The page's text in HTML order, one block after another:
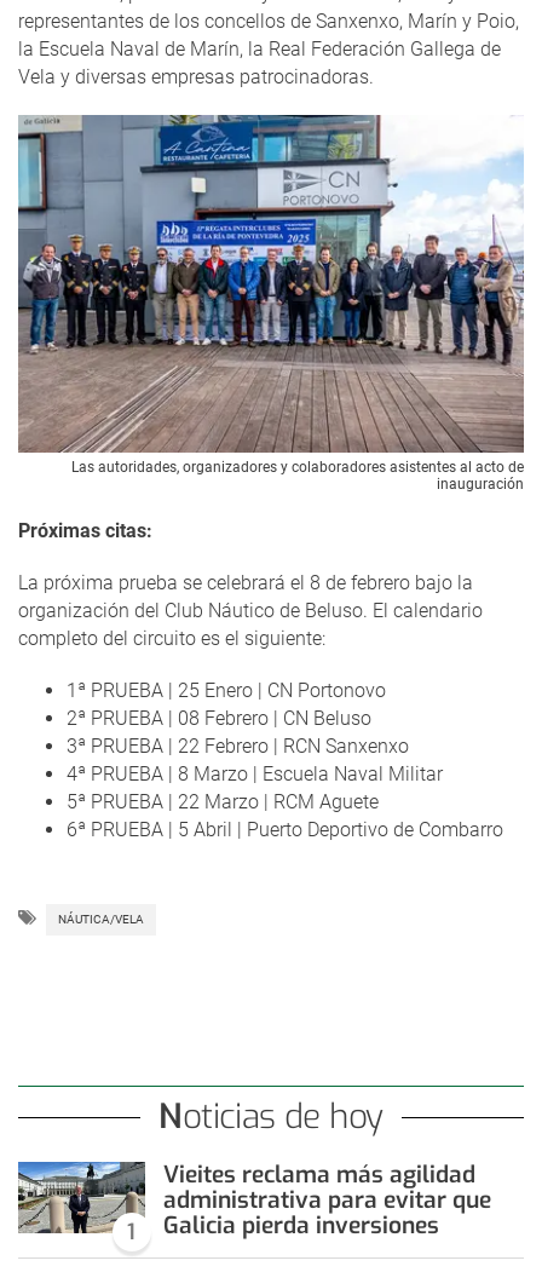
representantes de los concellos de Sanxenxo, Marín y Poio,
la Escuela Naval de Marín, la Real Federación Gallega de
Vela y diversas empresas patrocinadoras.
Las autoridades, organizadores y colaboradores asistentes al acto de
inauguración
Próximas citas:
La próxima prueba se celebrará el 8 de febrero bajo la
organización del Club Náutico de Beluso. El calendario
completo del circuito es el siguiente:
1ª PRUEBA | 25 Enero | CN Portonovo
2ª PRUEBA | 08 Febrero | CN Beluso
3ª PRUEBA | 22 Febrero | RCN Sanxenxo
4ª PRUEBA | 8 Marzo | Escuela Naval Militar
5ª PRUEBA | 22 Marzo | RCM Aguete
6ª PRUEBA | 5 Abril | Puerto Deportivo de Combarro
NÁUTICA/VELA
Noticias de hoy
1
Vieites reclama más agilidad
administrativa para evitar que
Galicia pierda inversiones